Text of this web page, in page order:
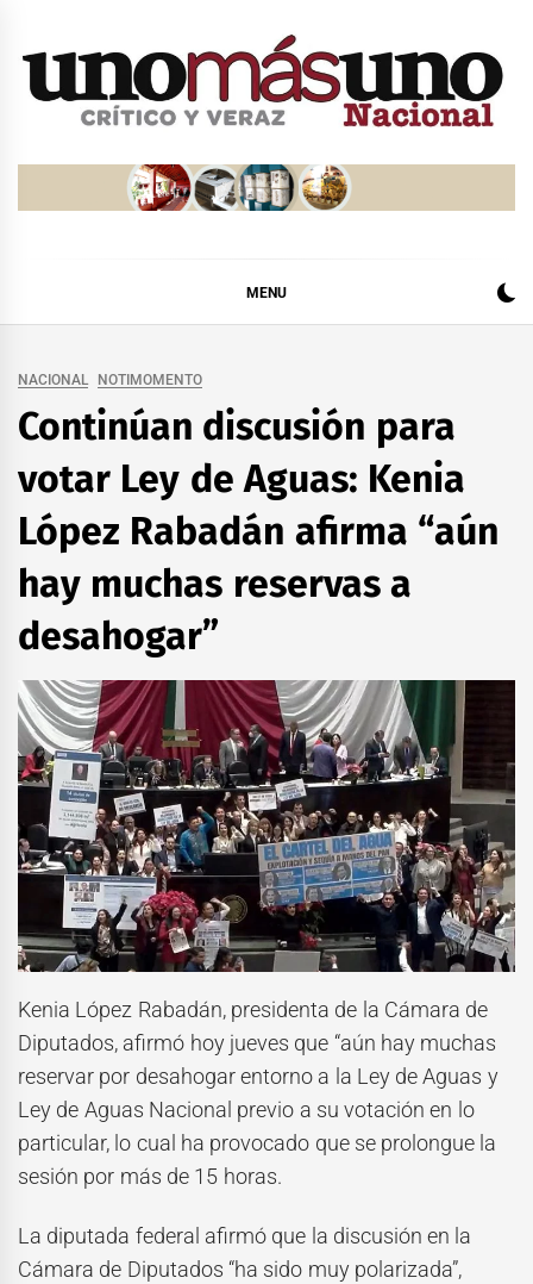
MENU
NACIONAL NOTIMOMENTO
Continúan discusión para
votar Ley de Aguas: Kenia
López Rabadán afirma “aún
hay muchas reservas a
desahogar”
Kenia López Rabadán, presidenta de la Cámara de
Diputados, afirmó hoy jueves que “aún hay muchas
reservar por desahogar entorno a la Ley de Aguas y
Ley de Aguas Nacional previo a su votación en lo
particular, lo cual ha provocado que se prolongue la
sesión por más de 15 horas.
La diputada federal afirmó que la discusión en la
Cámara de Diputados “ha sido muy polarizada”,